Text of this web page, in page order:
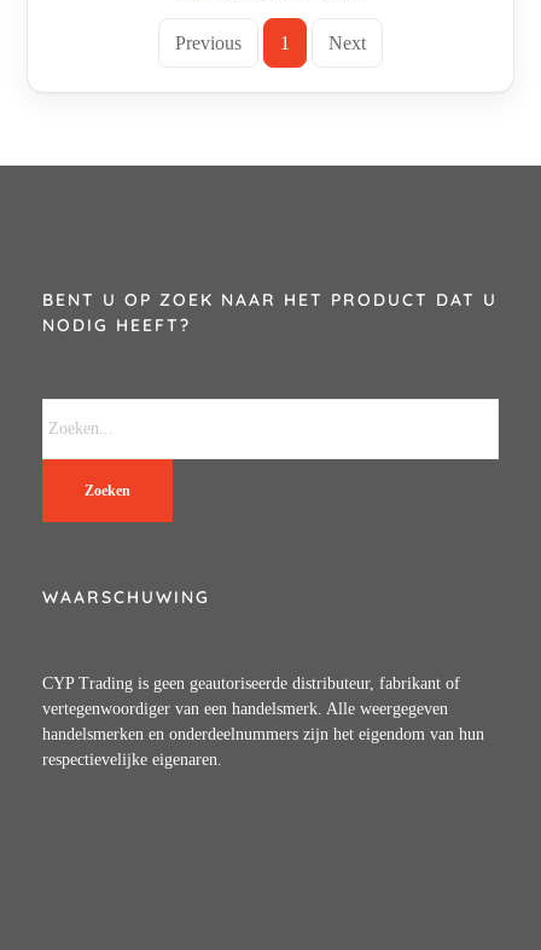
Previous 1 Next
BENT U OP ZOEK NAAR HET PRODUCT DAT U
NODIG HEEFT?
Zoeken
WAARSCHUWING
CYP Trading is geen geautoriseerde distributeur, fabrikant of
vertegenwoordiger van een handelsmerk. Alle weergegeven
handelsmerken en onderdeelnummers zijn het eigendom van hun
respectievelijke eigenaren.